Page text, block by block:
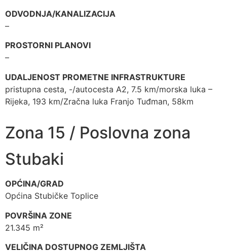
ODVODNJA/KANALIZACIJA
–
PROSTORNI PLANOVI
–
UDALJENOST PROMETNE INFRASTRUKTURE
pristupna cesta, -/autocesta A2, 7.5 km/morska luka –
Rijeka, 193 km/Zračna luka Franjo Tuđman, 58km
Zona 15 / Poslovna zona
Stubaki
OPĆINA/GRAD
Općina Stubičke Toplice
POVRŠINA ZONE
21.345 m²
VELIČINA DOSTUPNOG ZEMLJIŠTA